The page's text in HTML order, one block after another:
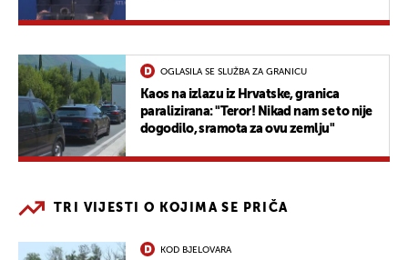
OGLASILA SE SLUŽBA ZA GRANICU
Kaos na izlazu iz Hrvatske, granica
paralizirana: "Teror! Nikad nam se to nije
dogodilo, sramota za ovu zemlju"
TRI VIJESTI O KOJIMA SE PRIČA
KOD BJELOVARA